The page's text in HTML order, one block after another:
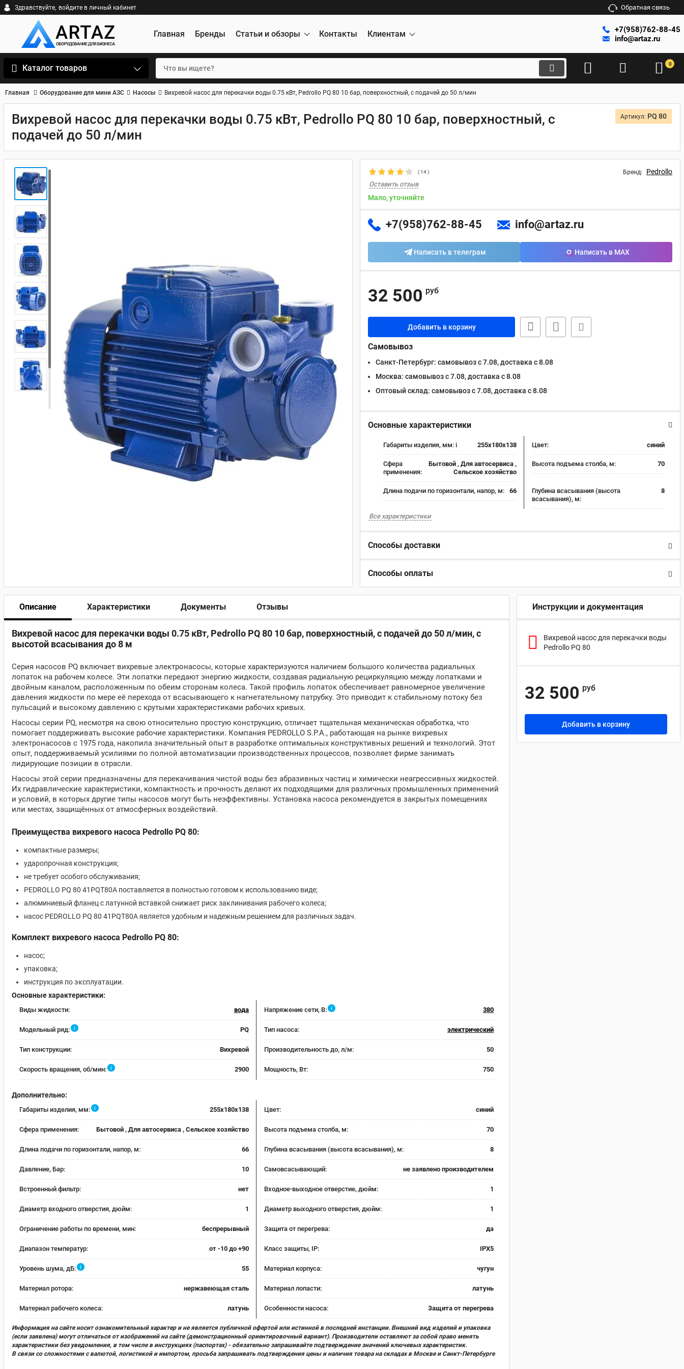
Здравствуйте, войдите в личный кабинет Обратная связь
Главная Бренды Статьи и обзоры Контакты Клиентам
+7(958)762-88-45
info@artaz.ru
Каталог товаров 0
Главная Оборудование для мини АЗС Насосы Вихревой насос для перекачки воды 0.75 кВт, Pedrollo PQ 80 10 бар, поверхностный, с подачей до 50 л/мин
Вихревой насос для перекачки воды 0.75 кВт, Pedrollo PQ 80 10 бар, поверхностный, с
подачей до 50 л/мин
Артикул: PQ 80
(14) Бренд: Pedrollo
Оставить отзыв
Мало, уточняйте
+7(958)762-88-45 info@artaz.ru
Написать в телеграм Написать в MAX
32 500 руб
Добавить в корзину
Самовывоз
Санкт-Петербург: самовывоз с 7.08, доставка c 8.08
Москва: самовывоз с 7.08, доставка c 8.08
Оптовый склад: самовывоз с 7.08, доставка c 8.08
Основные характеристики
Габариты изделия, мм: i 255х180х138 Цвет: синий
Сфера
применения:
Бытовой , Для автосервиса ,
Сельское хозяйство
Высота подъема столба, м: 70
Длина подачи по горизонтали, напор, м: 66
Глубина всасывания (высота
всасывания), м:
8
Все характеристики
Способы доставки
Способы оплаты
Описание Характеристики Документы Отзывы
Вихревой насос для перекачки воды 0.75 кВт, Pedrollo PQ 80 10 бар, поверхностный, с подачей до 50 л/мин, с
высотой всасывания до 8 м
Серия насосов PQ включает вихревые электронасосы, которые характеризуются наличием большого количества радиальных
лопаток на рабочем колесе. Эти лопатки передают энергию жидкости, создавая радиальную рециркуляцию между лопатками и
двойным каналом, расположенным по обеим сторонам колеса. Такой профиль лопаток обеспечивает равномерное увеличение
давления жидкости по мере её перехода от всасывающего к нагнетательному патрубку. Это приводит к стабильному потоку без
пульсаций и высокому давлению с крутыми характеристиками рабочих кривых.
Насосы серии PQ, несмотря на свою относительно простую конструкцию, отличает тщательная механическая обработка, что
помогает поддерживать высокие рабочие характеристики. Компания PEDROLLO S.P.A., работающая на рынке вихревых
электронасосов с 1975 года, накопила значительный опыт в разработке оптимальных конструктивных решений и технологий. Этот
опыт, поддерживаемый усилиями по полной автоматизации производственных процессов, позволяет фирме занимать
лидирующие позиции в отрасли.
Насосы этой серии предназначены для перекачивания чистой воды без абразивных частиц и химически неагрессивных жидкостей.
Их гидравлические характеристики, компактность и прочность делают их подходящими для различных промышленных применений
и условий, в которых другие типы насосов могут быть неэффективны. Установка насоса рекомендуется в закрытых помещениях
или местах, защищённых от атмосферных воздействий.
Преимущества вихревого насоса Pedrollo PQ 80:
компактные размеры;
ударопрочная конструкция;
не требует особого обслуживания;
PEDROLLO PQ 80 41PQT80A поставляется в полностью готовом к использованию виде;
алюминиевый фланец с латунной вставкой снижает риск заклинивания рабочего колеса;
насос PEDROLLO PQ 80 41PQT80A является удобным и надежным решением для различных задач.
Комплект вихревого насоса Pedrollo PQ 80:
насос;
упаковка;
инструкция по эксплуатации.
Основные характеристики:
Виды жидкости: вода Напряжение сети, В: i 380
Модельный ряд: i PQ Тип насоса: электрический
Тип конструкции: Вихревой Производительность до, л/м: 50
Скорость вращения, об/мин: i 2900 Мощность, Вт: 750
Дополнительно:
Габариты изделия, мм: i 255х180х138 Цвет: синий
Сфера применения: Бытовой , Для автосервиса , Сельское хозяйство Высота подъема столба, м: 70
Длина подачи по горизонтали, напор, м: 66 Глубина всасывания (высота всасывания), м: 8
Давление, Бар: 10 Самовсасывающий: не заявлено производителем
Встроенный фильтр: нет Входное-выходное отверстие, дюйм: 1
Диаметр входного отверстия, дюйм: 1 Диаметр выходного отверстия, дюйм: 1
Ограничение работы по времени, мин: беспрерывный Защита от перегрева: да
Диапазон температур: от -10 до +90 Класс защиты, IP: IPX5
Уровень шума, дБ: i 55 Материал корпуса: чугун
Материал ротора: нержавеющая сталь Материал лопасти: латунь
Материал рабочего колеса: латунь Особенности насоса: Защита от перегрева
Информация на сайте носит ознакомительный характер и не является публичной офертой или истинной в последней инстанции. Внешний вид изделий и упаковка
(если заявлена) могут отличаться от изображений на сайте (демонстрационный ориентировочный вариант). Производители оставляют за собой право менять
характеристики без уведомления, в том числе в инструкциях (паспортах) - обязательно запрашивайте подтверждение значений ключевых характеристик.
В связи со сложностями с валютой, логистикой и импортом, просьба запрашивать подтверждения цены и наличия товара на складах в Москве и Санкт-Петербурге
Инструкции и документация
Вихревой насос для перекачки воды
Pedrollo PQ 80
32 500 руб
Добавить в корзину